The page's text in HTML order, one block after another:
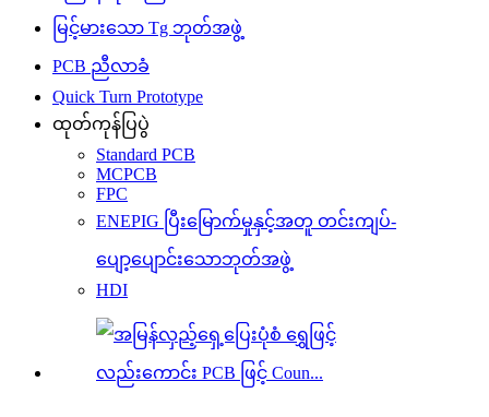
မြင့်မားသော Tg ဘုတ်အဖွဲ့
PCB ညီလာခံ
Quick Turn Prototype
ထုတ်ကုန်ပြပွဲ
Standard PCB
MCPCB
FPC
ENEPIG ပြီးမြောက်မှုနှင့်အတူ တင်းကျပ်-
ပျော့ပျောင်းသောဘုတ်အဖွဲ့
HDI